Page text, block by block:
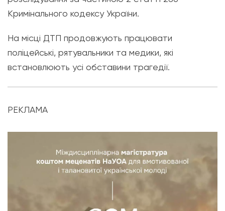
Кримінального кодексу України.
На місці ДТП продовжують працювати
поліцейські, рятувальники та медики, які
встановлюють усі обставини трагедії.
РЕКЛАМА